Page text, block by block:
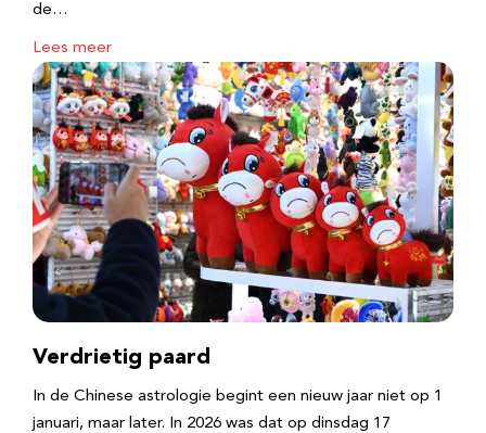
de…
Lees meer
Verdrietig paard
In de Chinese astrologie begint een nieuw jaar niet op 1
januari, maar later. In 2026 was dat op dinsdag 17